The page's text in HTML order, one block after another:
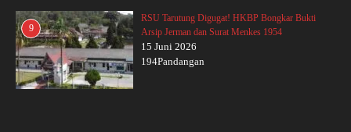
9
RSU Tarutung Digugat! HKBP Bongkar Bukti
Arsip Jerman dan Surat Menkes 1954
15 Juni 2026
194Pandangan